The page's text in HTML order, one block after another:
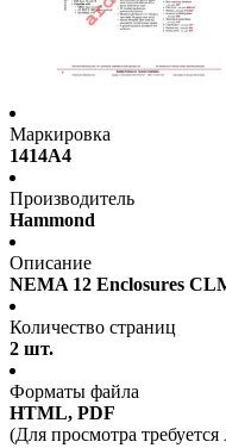
Маркировка
1414A4
Производитель
Hammond
Описание
NEMA 12 Enclosures
Количество страниц
2 шт.
Форматы файла
HTML, PDF
(Для просмотра